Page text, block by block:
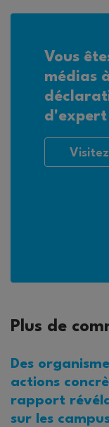
Vous
médias
d'expert
Plus de
Des
actions
rapport
sur les